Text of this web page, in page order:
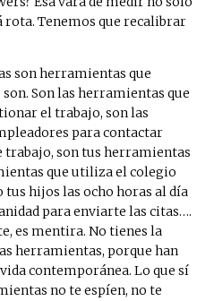
rota. Tenemos que recalibrar
son herramientas que
Son las herramientas que
el trabajo, son las
para contactar
son tus herramientas
que utiliza el colegio
tus hijos las ocho horas al día
para enviarte las citas….
es mentira. No tienes la
herramientas, porque han
contemporánea. Lo que sí
no te espíen, no te